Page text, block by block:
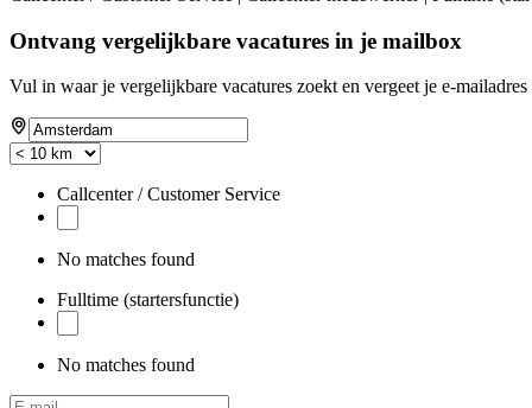
Ontvang vergelijkbare vacatures in je mailbox
Vul in waar je vergelijkbare vacatures zoekt en vergeet je e-
Callcenter / Customer Service
No matches found
Fulltime (startersfunctie)
No matches found